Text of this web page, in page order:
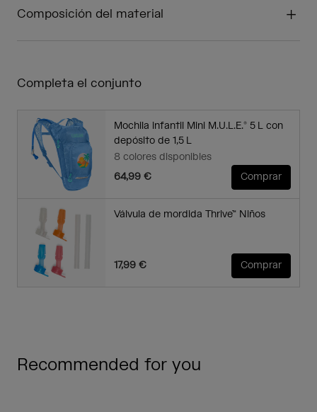
Composición del material
Completa el conjunto
Mochila infantil Mini M.U.L.E.® 5 L con
depósito de 1,5 L
8 colores disponibles
64,99 €
Comprar
Válvula de mordida Thrive™ Niños
17,99 € Comprar
Recommended for you